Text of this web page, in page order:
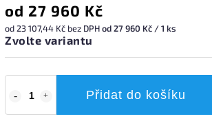
od 27 960 Kč
od23 107,44 Kč bez DPHod 27 960 Kč / 1 ks
Zvolte variantu
Přidat do košíku